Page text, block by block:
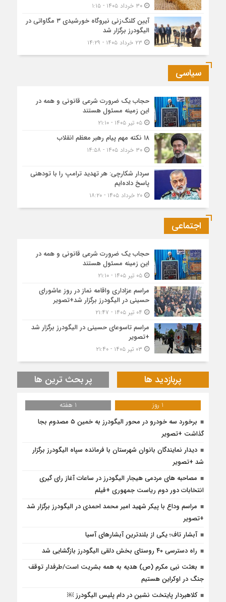
۳۰ خرداد ۱۴۰۵ - ۱:۱۵
آیین کلنگ‌زنی نیروگاه خورشیدی ۳ مگاواتی در
الیگودرز برگزار شد
سیاسی
حجاب یک ضرورت شرعی قانونی و همه در
این زمینه مسئول هستند
۰۵ تیر ۱۴۰۵ - ۲۱:۱۰
۱۸ نکته مهم پیام رهبر معظم انقلاب
۳۰ خرداد ۱۴۰۵ - ۱۴:۵۸
سردار شکارچی: هر تهدید ترامپ را با تودهنی
پاسخ داده‌ایم
۲۰ خرداد ۱۴۰۵ - ۱۸:۲۰
اجتماعی
حجاب یک ضرورت شرعی قانونی و همه در
این زمینه مسئول هستند
۰۵ تیر ۱۴۰۵ - ۲۱:۱۰
مراسم عزاداری واقامه نماز در روز عاشورای
حسینی در الیگودرز برگزار شد+تصویر
مراسم تاسوعای حسینی در الیگودرز برگزار شد
+تصویر
پربازدید ها پر بحث ترین ها
1 روز
1 هفته
برخورد سه خودرو در محور الیگودرز به خمین ۵ مصدوم بجا
گذاشت +تصویر
دیدار نمایندگان بانوان شهرستان با فرمانده سپاه الیگودرز برگزار
شد +تصویر
مصاحبه های مردمی هیجار الیگودرز در ساعات آغاز رای گیری
انتخابات دور دوم ریاست جمهوری +فیلم
مراسم وداع با پیکر شهید امیر محمد احمدی در الیگودرز برگزار شد
+تصویر
آبشار تاف؛ یکی از بلندترین آبشارهای آسیا
راه دسترسی ۴۰ روستای بخش دلقی الیگودرز بازگشایی شد
بعثت نبی مکرم (ص) هدیه به همه بشریت است/طرفدار توقف
جنگ در اوکراین هستیم
کلاهبردار پایتخت نشین در دام پلیس الیگودرز ￼